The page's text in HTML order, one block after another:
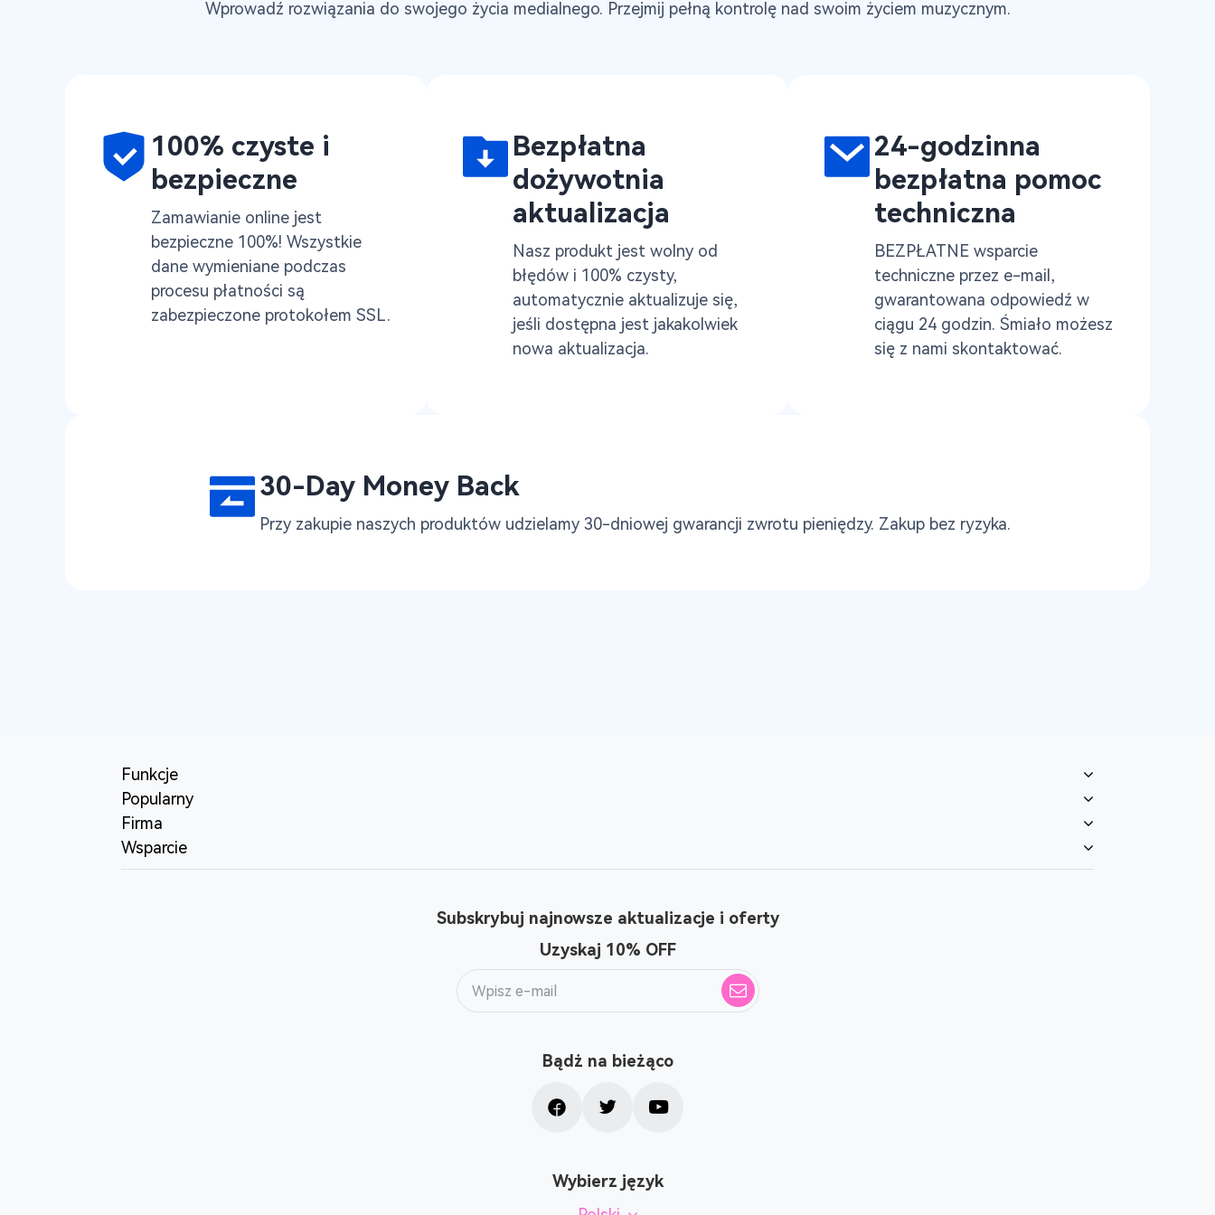
Wprowadź rozwiązania do swojego życia medialnego. Przejmij pełną kontrolę nad swoim życiem muzycznym.
100% czyste i
bezpieczne
Zamawianie online jest
bezpieczne 100%! Wszystkie
dane wymieniane podczas
procesu płatności są
zabezpieczone protokołem SSL.
Bezpłatna
dożywotnia
aktualizacja
Nasz produkt jest wolny od
błędów i 100% czysty,
automatycznie aktualizuje się,
jeśli dostępna jest jakakolwiek
nowa aktualizacja.
24-godzinna
bezpłatna pomoc
techniczna
BEZPŁATNE wsparcie
techniczne przez e-mail,
gwarantowana odpowiedź w
ciągu 24 godzin. Śmiało możesz
się z nami skontaktować.
30-Day Money Back
Przy zakupie naszych produktów udzielamy 30-dniowej gwarancji zwrotu pieniędzy. Zakup bez ryzyka.
Funkcje
Popularny
Firma
Wsparcie
Subskrybuj najnowsze aktualizacje i oferty
Uzyskaj 10% OFF
Bądż na bieżąco
Wybierz język